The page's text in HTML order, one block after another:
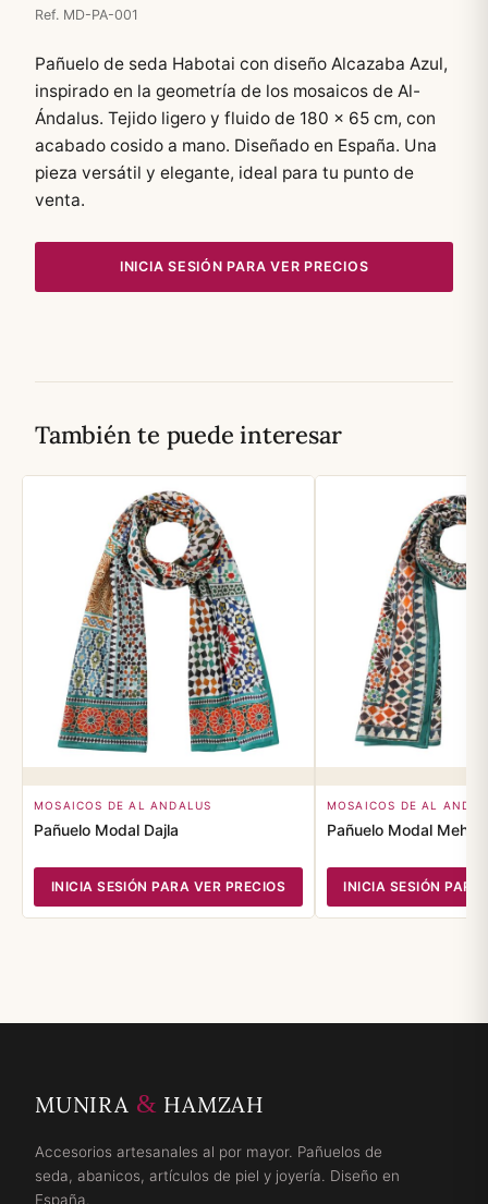
Ref. MD-PA-001
Pañuelo de seda Habotai con diseño Alcazaba Azul,
inspirado en la geometría de los mosaicos de Al-
Ándalus. Tejido ligero y fluido de 180 × 65 cm, con
acabado cosido a mano. Diseñado en España. Una
pieza versátil y elegante, ideal para tu punto de
venta.
INICIA SESIÓN PARA VER PRECIOS
También te puede interesar
MOSAICOS DE AL ANDALUS
Pañuelo Modal Dajla
INICIA SESIÓN PARA VER PRECIOS
MOSAICOS DE AL
Pañuelo Modal
INICIA SESIÓN PARA
MUNIRA & HAMZAH
Accesorios artesanales al por mayor. Pañuelos de
seda, abanicos, artículos de piel y joyería. Diseño en
España.